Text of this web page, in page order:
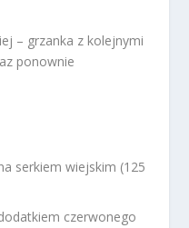
– grzanka z kolejnymi
ponownie
serkiem wiejskim (125
czerwonego